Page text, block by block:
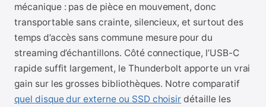
mécanique : pas de pièce en mouvement, donc
transportable sans crainte, silencieux, et surtout des
temps d’accès sans commune mesure pour du
streaming d’échantillons. Côté connectique, l’USB-C
rapide suffit largement, le Thunderbolt apporte un vrai
gain sur les grosses bibliothèques. Notre comparatif
quel disque dur externe ou SSD choisir détaille les